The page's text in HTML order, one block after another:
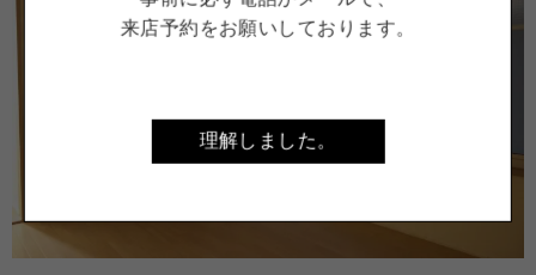
来店予約をお願いしております。
理解しました。